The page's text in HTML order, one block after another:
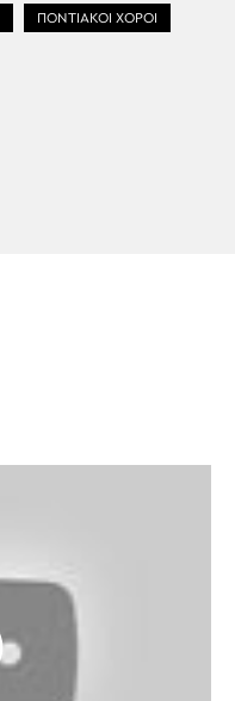
ΠΟΝΤΙΑΚΟΙ ΧΟΡΟΙ